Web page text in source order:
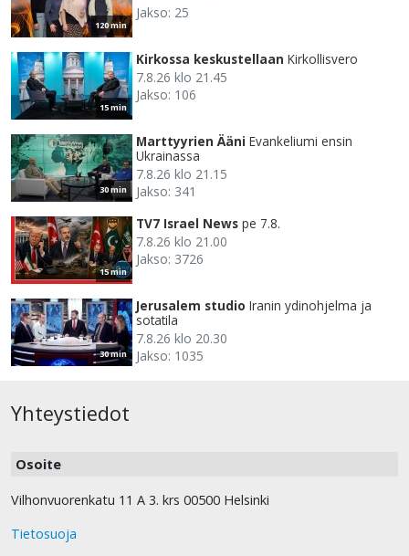
120 min
Jakso: 25
15 min
Kirkossa keskustellaan Kirkollisvero
7.8.26 klo 21.45
Jakso: 106
30 min
Marttyyrien Ääni Evankeliumi ensin
Ukrainassa
7.8.26 klo 21.15
Jakso: 341
15 min
TV7 Israel News pe 7.8.
7.8.26 klo 21.00
Jakso: 3726
30 min
Jerusalem studio Iranin ydinohjelma ja
sotatila
7.8.26 klo 20.30
Jakso: 1035
Yhteystiedot
Osoite
Vilhonvuorenkatu 11 A 3. krs 00500 Helsinki
Tietosuoja